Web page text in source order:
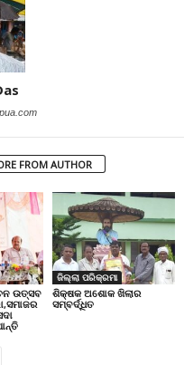
FROM AUTHOR
ଉତ୍ସବ
ଜିଲ୍ଲା ପରିକ୍ରମା
ଶିକ୍ଷକ ଅଶୋକ ଖିଲାର
ସମ୍ବର୍ଦ୍ଧିତ